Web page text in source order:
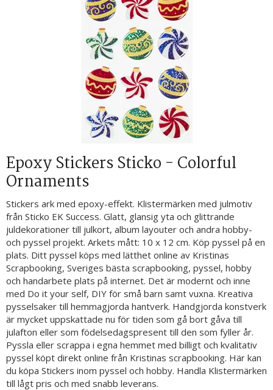
Epoxy Stickers Sticko - Colorful
Ornaments
Stickers ark med epoxy-effekt. Klistermärken med julmotiv
från Sticko EK Success. Glatt, glansig yta och glittrande
juldekorationer till julkort, album layouter och andra hobby-
och pyssel projekt. Arkets mått: 10 x 12 cm. Köp pyssel på en
plats. Ditt pyssel köps med lätthet online av Kristinas
Scrapbooking, Sveriges bästa scrapbooking, pyssel, hobby
och handarbete plats på internet. Det är modernt och inne
med Do it your self, DIY för små barn samt vuxna. Kreativa
pysselsaker till hemmagjorda hantverk. Handgjorda konstverk
är mycket uppskattade nu för tiden som gå bort gåva till
julafton eller som födelsedagspresent till den som fyller år.
Pyssla eller scrappa i egna hemmet med billigt och kvalitativ
pyssel köpt direkt online från Kristinas scrapbooking. Här kan
du köpa Stickers inom pyssel och hobby. Handla Klistermärken
till lågt pris och med snabb leverans.